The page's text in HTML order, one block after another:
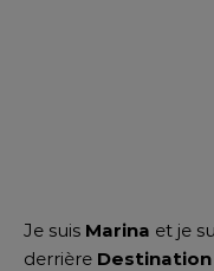
Je suis Marina et je
derrière